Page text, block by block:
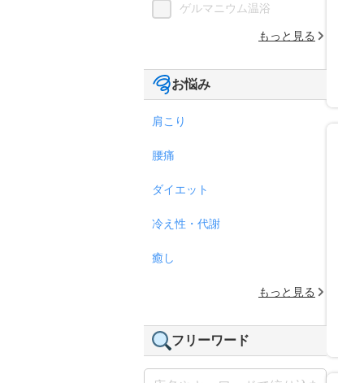
ゲルマニウム温浴
もっと見る
お悩み
肩こり
腰痛
ダイエット
冷え性・代謝
癒し
もっと見る
フリーワード